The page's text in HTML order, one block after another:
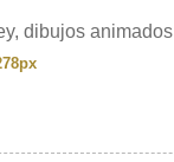
dibujos animados